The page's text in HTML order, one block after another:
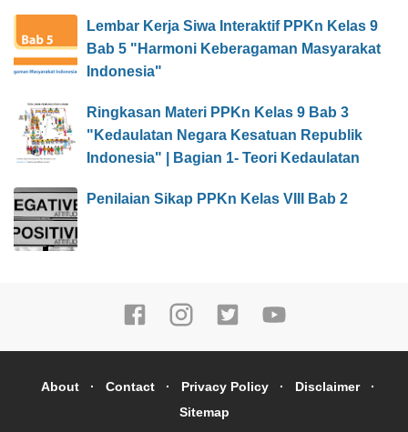
Lembar Kerja Siwa Interaktif PPKn Kelas 9
Bab 5 "Harmoni Keberagaman Masyarakat
Indonesia"
Ringkasan Materi PPKn Kelas 9 Bab 3
"Kedaulatan Negara Kesatuan Republik
Indonesia" | Bagian 1- Teori Kedaulatan
Penilaian Sikap PPKn Kelas VIII Bab 2
About Contact Privacy Policy
Disclaimer
Sitemap